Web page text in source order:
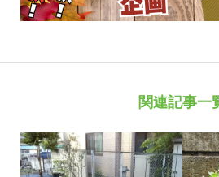
関連記事一